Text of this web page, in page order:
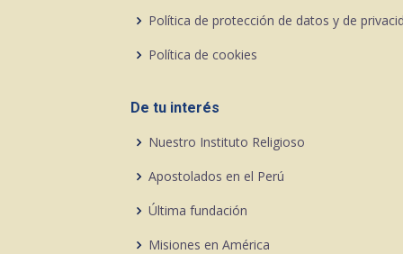
Política de protección de datos y de
Política de cookies
De tu interés
Nuestro Instituto Religioso
Apostolados en el Perú
Última fundación
Misiones en América